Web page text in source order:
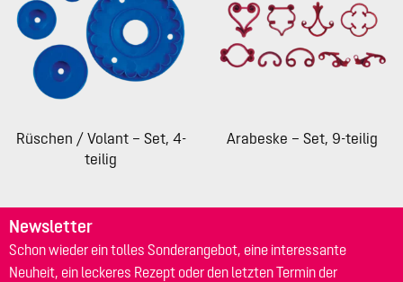
Rüschen / Volant – Set, 4-
teilig
Arabeske – Set, 9-teilig
Newsletter
Schon wieder ein tolles Sonderangebot, eine interessante
Neuheit, ein leckeres Rezept oder den letzten Termin der